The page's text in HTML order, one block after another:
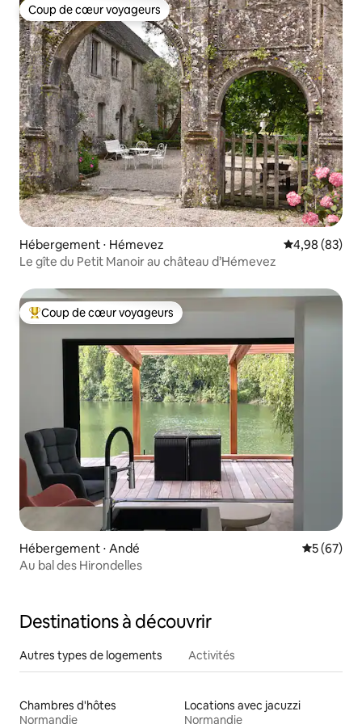
Coup de cœur voyageurs
Coup de cœur voyageurs
Hébergement ⋅ Hémevez Évaluation
4,98 (83)
Le gîte du Petit Manoir au château d’Hémevez
Coups de cœur voyageurs les plus appréciés
Coup de cœur voyageurs
Hébergement ⋅ Andé
5 (67)
Au bal des Hirondelles
Destinations à découvrir
Autres types de logements Activités
Chambres d'hôtes
Normandie
Locations avec jacuzzi
Normandie